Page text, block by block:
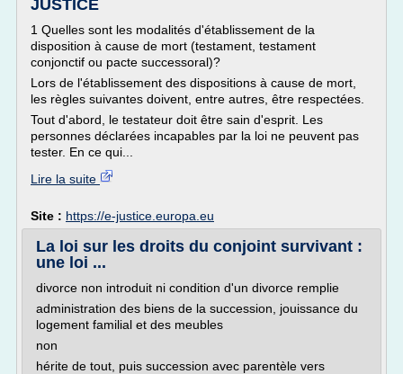
JUSTICE
1 Quelles sont les modalités d'établissement de la
disposition à cause de mort (testament, testament
conjonctif ou pacte successoral)?
Lors de l'établissement des dispositions à cause de mort,
les règles suivantes doivent, entre autres, être respectées.
Tout d'abord, le testateur doit être sain d'esprit. Les
personnes déclarées incapables par la loi ne peuvent pas
tester. En ce qui...
Lire la suite
Site : https://e-justice.europa.eu
La loi sur les droits du conjoint survivant :
une loi ...
divorce non introduit ni condition d'un divorce remplie
administration des biens de la succession, jouissance du
logement familial et des meubles
non
hérite de tout, puis succession avec parentèle vers